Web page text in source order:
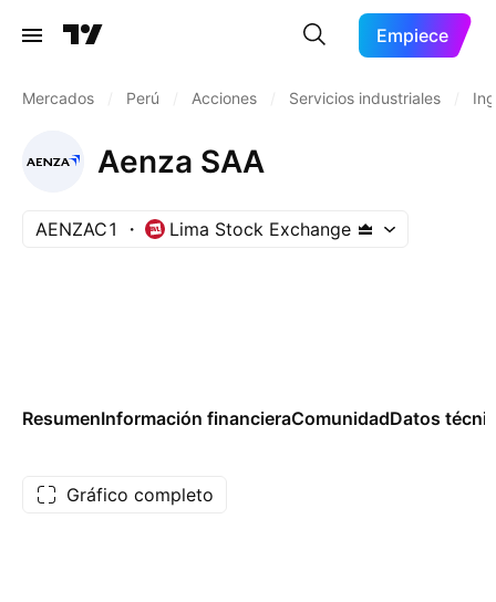
Empiece
Mercados Perú Acciones Servicios industriales
Aenza SAA
AENZAC1 Lima Stock Exchange
ResumenInformación financieraComunidadDatos
Gráfico completo